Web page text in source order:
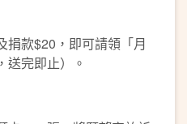
捐款$20，即可請領「月
送完即止）。